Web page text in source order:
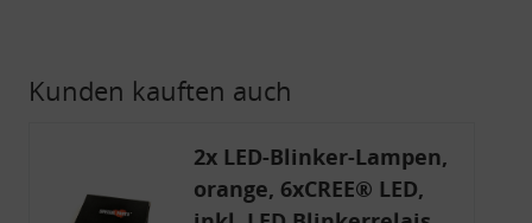
Kunden kauften auch
2x LED-Blinker-Lampen,
orange, 6xCREE® LED,